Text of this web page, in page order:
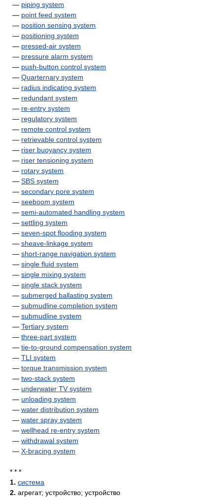
— piping system
— point feed system
— position sensing system
— positioning system
— pressed-air system
— pressure alarm system
— push-button control system
— Quarternary system
— radius indicating system
— redundant system
— re-entry system
— regulatory system
— remote control system
— retrievable control system
— riser buoyancy system
— riser tensioning system
— rotary system
— SBS system
— secondary pore system
— seeboom system
— semi-automated handling system
— settling system
— seven-spot flooding system
— sheave-linkage system
— short-range navigation system
— single fluid system
— single mixing system
— single stack system
— submerged ballasting system
— submudline completion system
— submudline system
— Tertiary system
— three-part system
— tie-to-ground compensation system
— TLI system
— torque transmission system
— two-stack system
— underwater TV system
— unloading system
— water distribution system
— water spray system
— wellhead re-entry system
— withdrawal system
— X-bracing system
* * *
1. система
2. агрегат; устройство; устройство